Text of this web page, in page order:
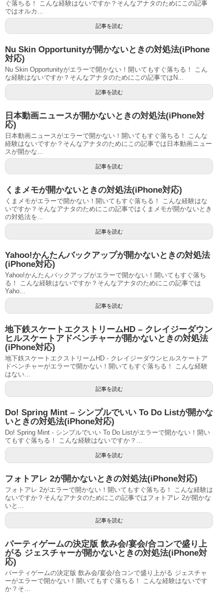
ぐ落ちる！ こんな経験はないですか？そんなアナタのためにこの記事
ではオルカ...
記事を読む
Nu Skin Opportunityが開かないときの対処法(iPhone
対応)
Nu Skin Opportunityがエラーで開かない！開いてもすぐ落ちる！ こん
な経験はないですか？そんなアナタのためにこの記事ではN...
記事を読む
日本動画ニュースが開かないときの対処法(iPhone対
応)
日本動画ニュースがエラーで開かない！開いてもすぐ落ちる！ こんな
経験はないですか？そんなアナタのためにこの記事では日本動画ニュー
スが開かな...
記事を読む
くまメモが開かないときの対処法(iPhone対応)
くまメモがエラーで開かない！開いてもすぐ落ちる！ こんな経験はな
いですか？そんなアナタのためにこの記事ではくまメモが開かないとき
の対処法を...
記事を読む
Yahoo!かんたんバックアップが開かないときの対処法
(iPhone対応)
Yahoo!かんたんバックアップがエラーで開かない！開いてもすぐ落ち
る！ こんな経験はないですか？そんなアナタのためにこの記事では
Yaho...
記事を読む
地下鉄スケートエクストリームHD – クレイジーダウン
ヒルスケートアドベンチャーが開かないときの対処法
(iPhone対応)
地下鉄スケートエクストリームHD - クレイジーダウンヒルスケートア
ドベンチャーがエラーで開かない！開いてもすぐ落ちる！ こんな経験
はない...
記事を読む
Do! Spring Mint – シンプルでいい To Do Listが開かな
いときの対処法(iPhone対応)
Do! Spring Mint - シンプルでいい To Do Listがエラーで開かない！開い
てもすぐ落ちる！ こんな経験はないですか？...
記事を読む
フォトアレ 2が開かないときの対処法(iPhone対応)
フォトアレ 2がエラーで開かない！開いてもすぐ落ちる！ こんな経験は
ないですか？そんなアナタのためにこの記事ではフォトアレ 2が開かな
いと...
記事を読む
パーティゲームの決定版 飲み会/宴会/合コンで盛り上
がる ジェスチャーが開かないときの対処法(iPhone対
応)
パーティゲームの決定版 飲み会/宴会/合コンで盛り上がる ジェスチャ
ーがエラーで開かない！開いてもすぐ落ちる！ こんな経験はないです
か？そ...